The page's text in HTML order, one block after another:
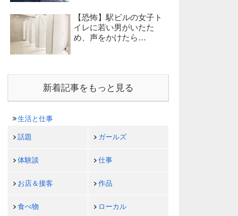
【恐怖】駅ビルの女子ト
イレに若い男がいたた
め、声をかけたら…
新着記事をもっと見る
生活と仕事
話題 ガールズ
体験談 仕事
お店＆接客 作品
食べ物 ローカル